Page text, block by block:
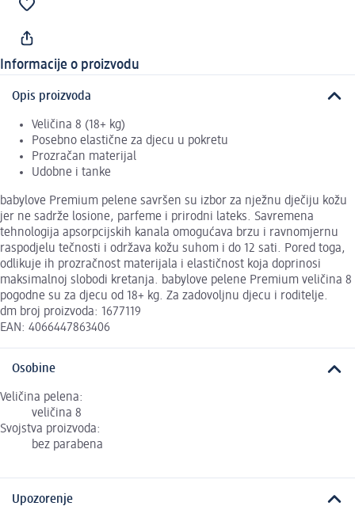
Informacije o proizvodu
Opis proizvoda
Veličina 8 (18+ kg)
Posebno elastične za djecu u pokretu
Prozračan materijal
Udobne i tanke
babylove Premium pelene savršen su izbor za nježnu dječiju kožu
jer ne sadrže losione, parfeme i prirodni lateks. Savremena
tehnologija apsorpcijskih kanala omogućava brzu i ravnomjernu
raspodjelu tečnosti i održava kožu suhom i do 12 sati. Pored toga,
odlikuje ih prozračnost materijala i elastičnost koja doprinosi
maksimalnoj slobodi kretanja. babylove pelene Premium veličina 8
pogodne su za djecu od 18+ kg. Za zadovoljnu djecu i roditelje.
dm broj proizvoda: 1677119
EAN: 4066447863406
Osobine
Veličina pelena:
veličina 8
Svojstva proizvoda:
bez parabena
Upozorenje